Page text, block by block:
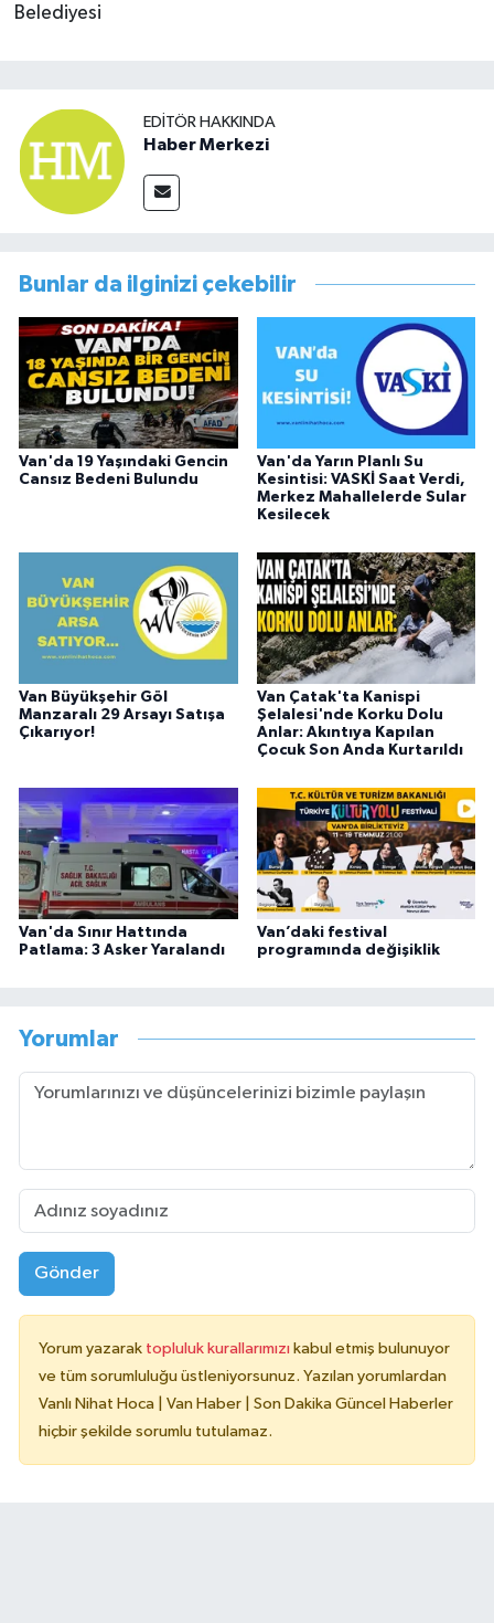
Belediyesi
EDITÖR HAKKINDA
Haber Merkezi
Bunlar da ilginizi çekebilir
Van'da 19 Yaşındaki Gencin
Cansız Bedeni Bulundu
Van'da Yarın Planlı Su
Kesintisi: VASKİ Saat Verdi,
Merkez Mahallelerde Sular
Kesilecek
Van Büyükşehir Göl
Manzaralı 29 Arsayı Satışa
Çıkarıyor!
Van Çatak'ta Kanispi
Şelalesi'nde Korku Dolu
Anlar: Akıntıya Kapılan
Çocuk Son Anda Kurtarıldı
Van'da Sınır Hattında
Patlama: 3 Asker Yaralandı
Van’daki festival
programında değişiklik
Yorumlar
Gönder
Yorum yazarak topluluk kurallarımızı kabul etmiş bulunuyor
ve tüm sorumluluğu üstleniyorsunuz. Yazılan yorumlardan
Vanlı Nihat Hoca | Van Haber | Son Dakika Güncel Haberler
hiçbir şekilde sorumlu tutulamaz.